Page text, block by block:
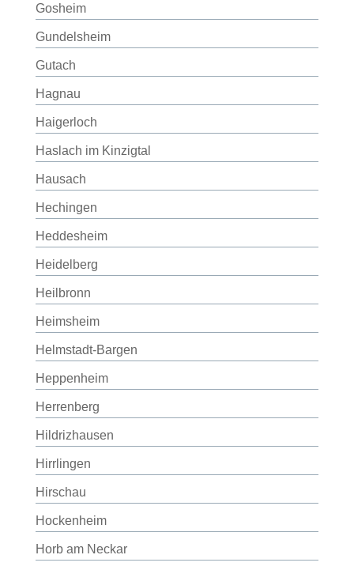
Gosheim
Gundelsheim
Gutach
Hagnau
Haigerloch
Haslach im Kinzigtal
Hausach
Hechingen
Heddesheim
Heidelberg
Heilbronn
Heimsheim
Helmstadt-Bargen
Heppenheim
Herrenberg
Hildrizhausen
Hirrlingen
Hirschau
Hockenheim
Horb am Neckar